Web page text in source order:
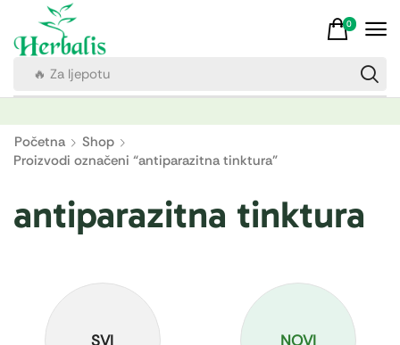
🔥 Za ljepotu
0
Početna
Shop
Proizvodi označeni “antiparazitna tinktura”
antiparazitna tinktura
SVI NOVI